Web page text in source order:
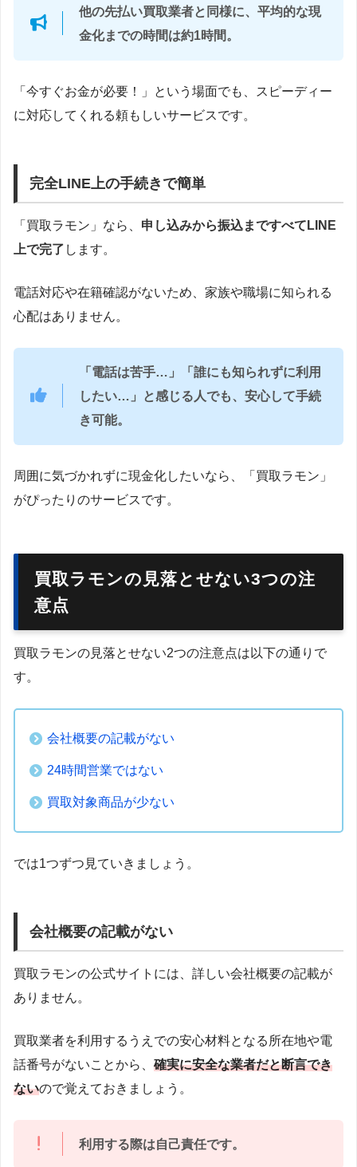
他の先払い買取業者と同様に、平均的な現
金化までの時間は約1時間。
「今すぐお金が必要！」という場面でも、スピーディー
に対応してくれる頼もしいサービスです。
完全LINE上の手続きで簡単
「買取ラモン」なら、 申し込みから振込まですべてLINE
上で完了 します。
電話対応や在籍確認がないため、家族や職場に知られる
心配はありません。
「電話は苦手…」「誰にも知られずに利用
したい…」と感じる人でも、安心して手続
き可能。
周囲に気づかれずに現金化したいなら、「買取ラモン」
がぴったりのサービスです。
買取ラモンの見落とせない3つの注
意点
買取ラモンの見落とせない2つの注意点は以下の通りで
す。
会社概要の記載がない
24時間営業ではない
買取対象商品が少ない
では1つずつ見ていきましょう。
会社概要の記載がない
買取ラモンの公式サイトには、詳しい会社概要の記載が
ありません。
買取業者を利用するうえでの安心材料となる所在地や電
話番号がないことから、 確実に安全な業者だと断言でき
ないので覚えておきましょう。
利用する際は自己責任です。